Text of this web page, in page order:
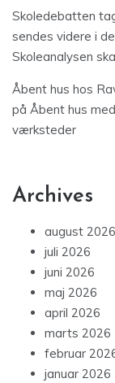
Skoledebatten
sendes videre i
Skoleanalysen
Åbent hus hos
på Åbent hus
værksteder
Archives
august 2026
juli 2026
juni 2026
maj 2026
april 2026
marts 2026
februar
januar 2026